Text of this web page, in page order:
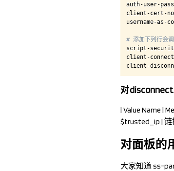
auth-user-
client-cert-
username-as-
# 添加下列行会
script-
client-
client-
对
| Value Name |
$trusted_ip | 链
对面板的
大家知道 ss-